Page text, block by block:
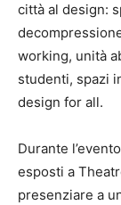
città al design:
working, unità
studenti, spazi
design for all.
Durante
esposti a
presenziare a